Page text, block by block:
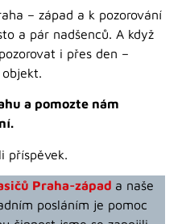
– západ a k pozorování
a pár nadšenců. A když
i přes den –
a pomozte nám
příspěvek.
Praha-západ a naše
posláním je pomoc